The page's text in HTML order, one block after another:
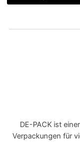
DE-PACK ist
Verpackungen für